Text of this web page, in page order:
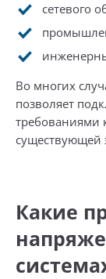
сетевого
Во многих
позволяет
требованиями
существующей
Какие